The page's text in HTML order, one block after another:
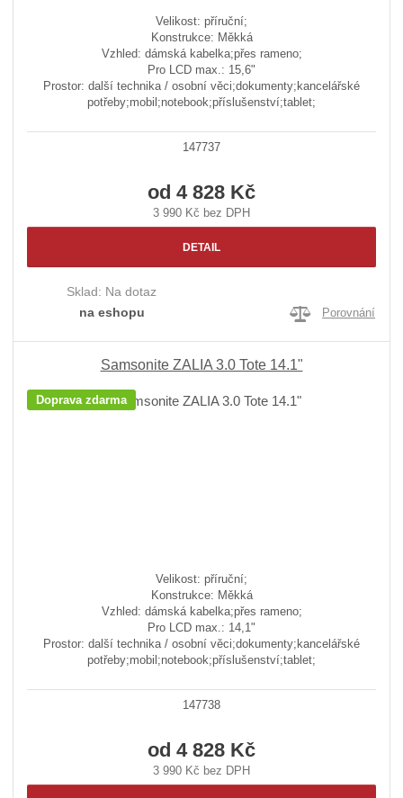
Velikost: příruční;
Konstrukce: Měkká
Vzhled: dámská kabelka;přes rameno;
Pro LCD max.: 15,6"
Prostor: další technika / osobní věci;dokumenty;kancelářské
potřeby;mobil;notebook;příslušenství;tablet;
147737
od 4 828 Kč
3 990 Kč bez DPH
DETAIL
Sklad: Na dotaz
na eshopu
Porovnání
Samsonite ZALIA 3.0 Tote 14.1"
Doprava zdarma
Velikost: příruční;
Konstrukce: Měkká
Vzhled: dámská kabelka;přes rameno;
Pro LCD max.: 14,1"
Prostor: další technika / osobní věci;dokumenty;kancelářské
potřeby;mobil;notebook;příslušenství;tablet;
147738
od 4 828 Kč
3 990 Kč bez DPH